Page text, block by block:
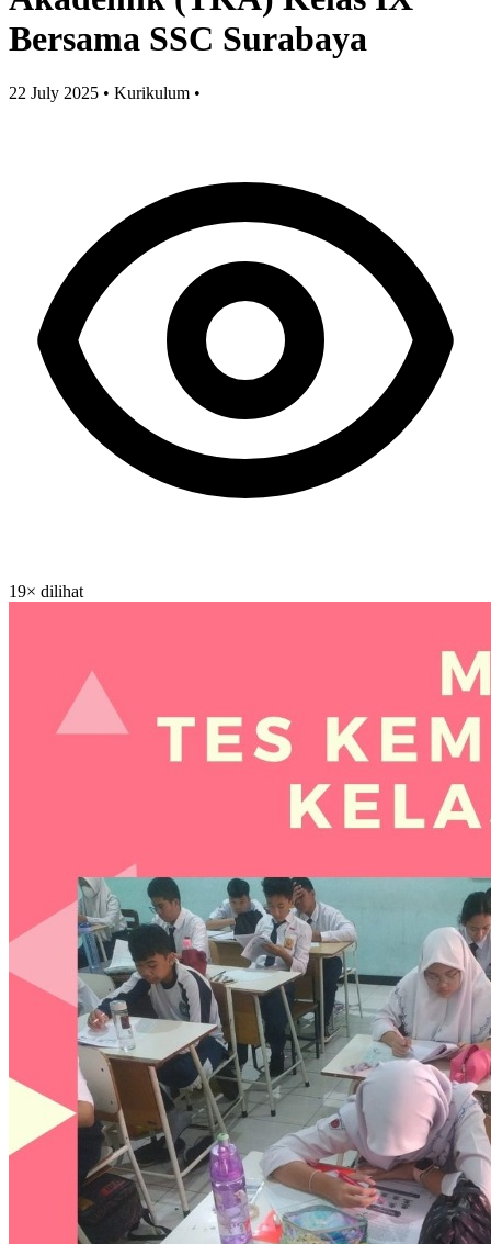
Bersama SSC Surabaya
22 July 2025 • Kurikulum •
19× dilihat